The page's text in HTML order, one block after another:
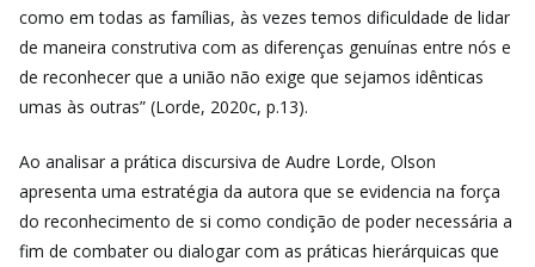
como em todas as famílias, às vezes temos dificuldade de lidar
de maneira construtiva com as diferenças genuínas entre nós e
de reconhecer que a união não exige que sejamos idênticas
umas às outras” (Lorde, 2020c, p.13).
Ao analisar a prática discursiva de Audre Lorde, Olson
apresenta uma estratégia da autora que se evidencia na força
do reconhecimento de si como condição de poder necessária a
fim de combater ou dialogar com as práticas hierárquicas que